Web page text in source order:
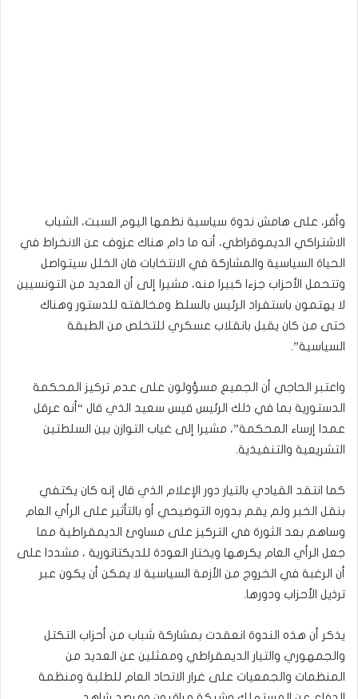
وأقر، على هامش ندوة سياسية نظمها اليوم السبت، الشباب
الاشتراكي الديموقراطي، أنه ما دام هناك عزوف عن الانخراط في
الحياة السياسية والمشاركة في الانتخابات فان الخلل سيتواصل
وتتحمل الأحزاب جزءا كبيرا منه، مشيرا إلى أن العديد من التونسيين
لا يهتمون باستفراد الرئيس بالسلط ومخالفته للدستور وهناك
حتى من كان يقبل بانقلاب عسكري للتخلص من الطبقة
السياسية”.
واعتبر الحاجي أن الجميع مسؤولون على عدم تركيز المحكمة
الدستورية بما في ذلك الرئيس قيس سعيد الذي قال “أنه عرقل
عمدا إرساء المحكمة”، مشيرا إلى غياب التوازن بين السلطتين
التشريعية والتنفيذية.
كما انتقد القيادي بالتيار دور الإعلام الذي قال إنه كان يكتفي
بنقل الخبر ولم يقم بدوره التوضيحي أو بالتأثير على الرأي العام
وساهم بعد الثورة في التركيز على مساوئ الديمقراطية مما
جعل الرأي العام يكرهها ويختار العودة للديكتاتورية ، مشددا على
أن الرغبة في الخروج من الأزمة السياسية لا يمكن أن يكون عبر
ترذيل الأحزاب ودورها.
يذكر أن هذه الندوة انعقدت بمشاركة شباب من أحزاب التكتل
والجمهوري والتيار الديمقراطي وممثلين عن العديد من
المنظمات والجمعيات على غرار الاتحاد العام للطلبة ومنظمة